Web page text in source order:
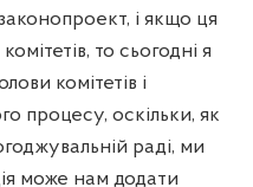
і якщо ця
то сьогодні я
комітетів і
процесу, оскільки, як
раді, ми
може нам додати